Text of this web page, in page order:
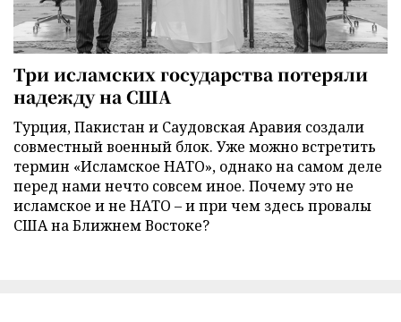
Три исламских государства потеряли
надежду на США
Турция, Пакистан и Саудовская Аравия создали
совместный военный блок. Уже можно встретить
термин «Исламское НАТО», однако на самом деле
перед нами нечто совсем иное. Почему это не
исламское и не НАТО – и при чем здесь провалы
США на Ближнем Востоке?